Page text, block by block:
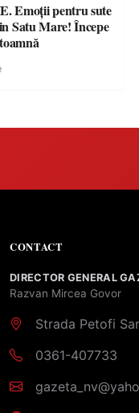
Emoții pentru sute
Satu Mare! Începe
CONTACT
DIRECTOR GENERAL
Razvan Mircea Govor
Strada Petofi
0361-407733